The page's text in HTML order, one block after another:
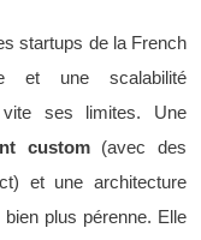
startups de la French
et une scalabilité
vite ses limites. Une
custom(avec des
et une architecture
plus pérenne. Elle